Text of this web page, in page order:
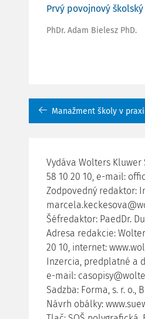
Prvý povojnový
PhDr. Adam Bielesz PhD.
Manažment školy v
Vydáva Wolters Kluwer
58 10 20 10, e-mail:
Zodpovedný redaktor:
Šéfredaktor: PaedDr.
Adresa redakcie:
20 10, internet:
Inzercia, predplatné a
e-mail:
Sadzba: Forma, s. r. o.,
Návrh obálky: